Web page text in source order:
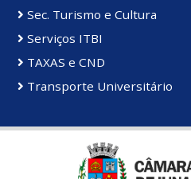
Sec. Turismo e Cultura
Serviços ITBI
TAXAS e CND
Transporte Universitário